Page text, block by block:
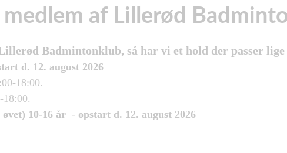
af Lillerød
Badmintonklub, så har vi et hold der passer
d. 12. august 2026
18:00.
10-16 år - opstart d. 12. august 2026